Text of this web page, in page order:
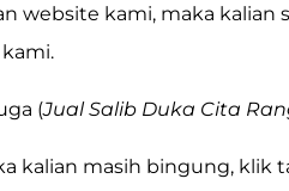
website kami, maka
(Jual Salib Duka Cita
kalian masih bingung, klik